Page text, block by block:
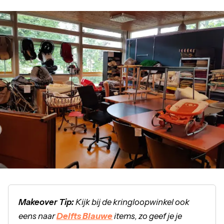
Makeover Tip:Kijk bij de kringloopwinkel ook
eens naarDelfts Blauweitems, zo geef je je